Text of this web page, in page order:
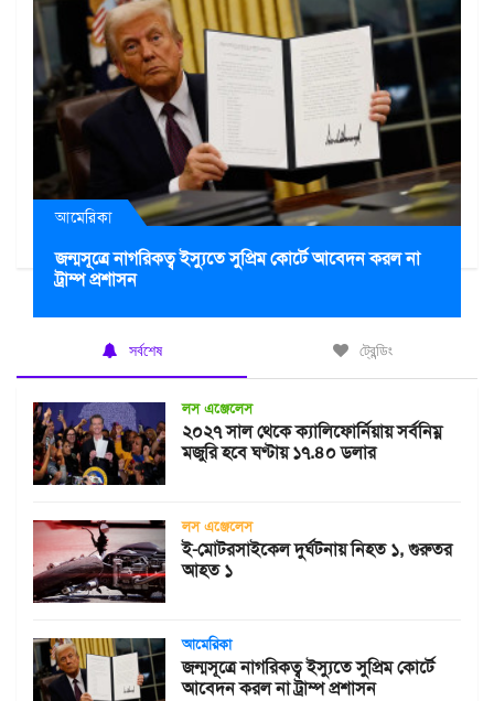
আমেরিকা
জন্মসূত্রে নাগরিকত্ব ইস্যুতে সুপ্রিম কোর্টে আবেদন করল না
ট্রাম্প প্রশাসন
সর্বশেষ ট্রেন্ডিং
লস এঞ্জেলেস
২০২৭ সাল থেকে ক্যালিফোর্নিয়ায় সর্বনিম্ন
মজুরি হবে ঘণ্টায় ১৭.৪০ ডলার
লস এঞ্জেলেস
ই-মোটরসাইকেল দুর্ঘটনায় নিহত ১, গুরুতর
আহত ১
আমেরিকা
জন্মসূত্রে নাগরিকত্ব ইস্যুতে সুপ্রিম কোর্টে
আবেদন করল না ট্রাম্প প্রশাসন